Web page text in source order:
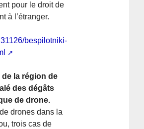
pour le droit de
à l’étranger.
bespilotniki-
la région de
des dégâts
de drone.
drones dans la
trois cas de